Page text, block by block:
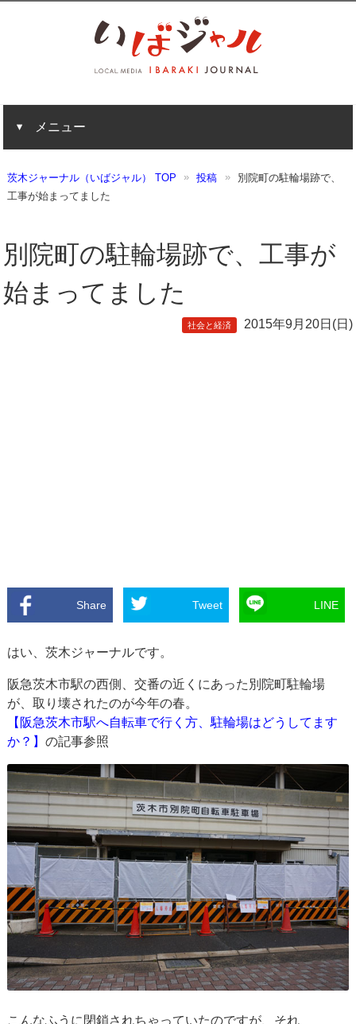
メニュー
茨木ジャーナル（いばジャル） TOP 投稿
別院町の駐輪場跡で、
工事が始まってました
別院町の駐輪場跡で、工事が
始まってました
社会と経済 2015年9月20日(日)
Share Tweet LINE
はい、茨木ジャーナルです。
阪急茨木市駅の西側、交番の近くにあった別院町駐輪場
が、取り壊されたのが今年の春。
【阪急茨木市駅へ自転車で行く方、駐輪場はどうしてます
か？】の記事参照
こんなふうに閉鎖されちゃっていたのですが、それ